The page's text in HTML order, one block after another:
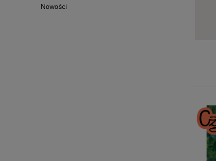
Nowości